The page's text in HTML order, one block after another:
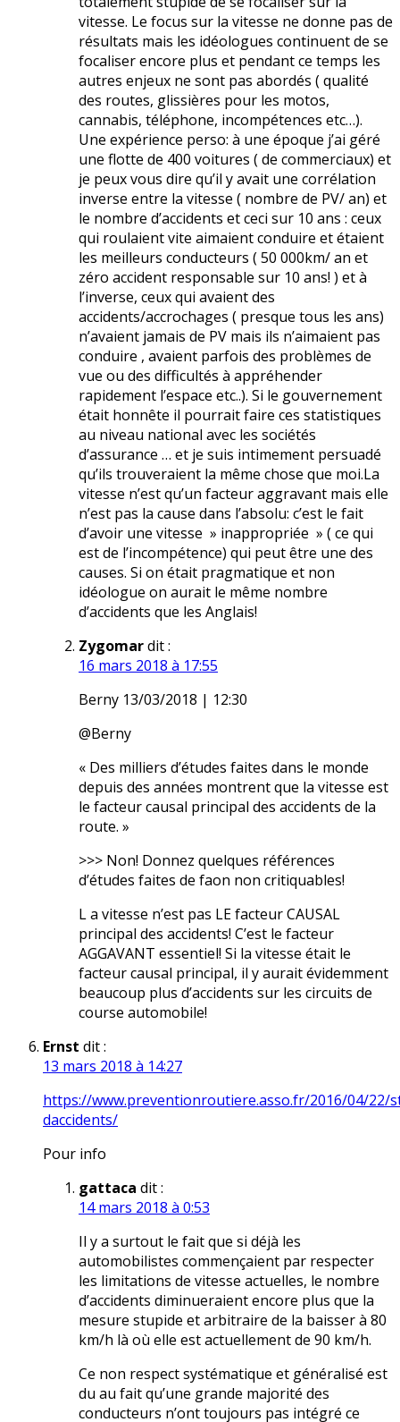
vitesse. Le focus sur la vitesse ne donne pas de
résultats mais les idéologues continuent de se
focaliser encore plus et pendant ce temps les
autres enjeux ne sont pas abordés ( qualité
des routes, glissières pour les motos,
cannabis, téléphone, incompétences etc…).
Une expérience perso: à une époque j’ai géré
une flotte de 400 voitures ( de commerciaux) et
je peux vous dire qu’il y avait une corrélation
inverse entre la vitesse ( nombre de PV/ an) et
le nombre d’accidents et ceci sur 10 ans : ceux
qui roulaient vite aimaient conduire et étaient
les meilleurs conducteurs ( 50 000km/ an et
zéro accident responsable sur 10 ans! ) et à
l’inverse, ceux qui avaient des
accidents/accrochages ( presque tous les ans)
n’avaient jamais de PV mais ils n’aimaient pas
conduire , avaient parfois des problèmes de
vue ou des difficultés à appréhender
rapidement l’espace etc..). Si le gouvernement
était honnête il pourrait faire ces statistiques
au niveau national avec les sociétés
d’assurance … et je suis intimement persuadé
qu’ils trouveraient la même chose que moi.La
vitesse n’est qu’un facteur aggravant mais elle
n’est pas la cause dans l’absolu: c’est le fait
d’avoir une vitesse » inappropriée » ( ce qui
est de l’incompétence) qui peut être une des
causes. Si on était pragmatique et non
idéologue on aurait le même nombre
d’accidents que les Anglais!
Zygomardit :
16 mars 2018 à 17:55
Berny 13/03/2018 | 12:30
@Berny
« Des milliers d’études faites dans le monde
depuis des années montrent que la vitesse est
le facteur causal principal des accidents de la
route. »
>>> Non! Donnez quelques références
d’études faites de faon non critiquables!
L a vitesse n’est pas LE facteur CAUSAL
principal des accidents! C’est le facteur
AGGAVANT essentiel! Si la vitesse était le
facteur causal principal, il y aurait évidemment
beaucoup plus d’accidents sur les circuits de
course automobile!
Ernst dit :
13 mars 2018 à 14:27
https://www.preventionroutiere.asso.fr/2016/04/22/
daccidents/
Pour info
gattaca dit :
14 mars 2018 à 0:53
Il y a surtout le fait que si déjà les
automobilistes commençaient par respecter
les limitations de vitesse actuelles, le nombre
d’accidents diminueraient encore plus que la
mesure stupide et arbitraire de la baisser à 80
km/h là où elle est actuellement de 90 km/h.
Ce non respect systématique et généralisé est
du au fait qu’une grande majorité des
conducteurs n’ont toujours pas intégré ce